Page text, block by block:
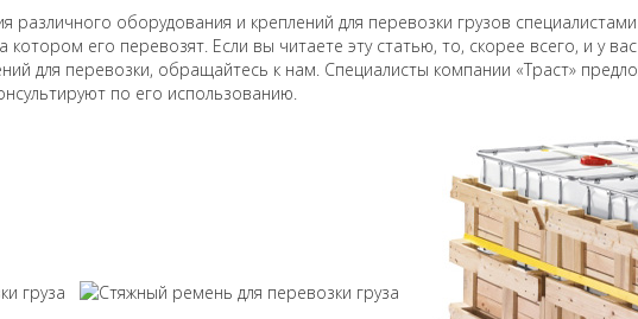
различного оборудования и креплений для перевозки грузов
котором его перевозят. Если вы читаете эту статью, то, скорее всего, и у
для перевозки, обращайтесь к нам. Специалисты компании «Траст»
по его использованию.